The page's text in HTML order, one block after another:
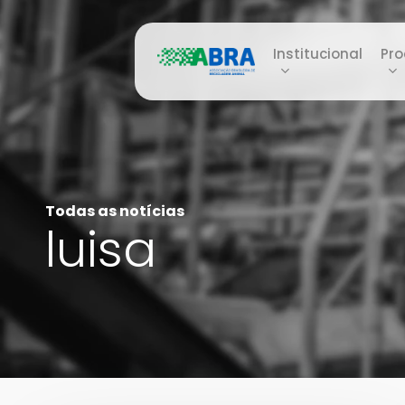
main
content
Institucional
Todas as notícias
luisa